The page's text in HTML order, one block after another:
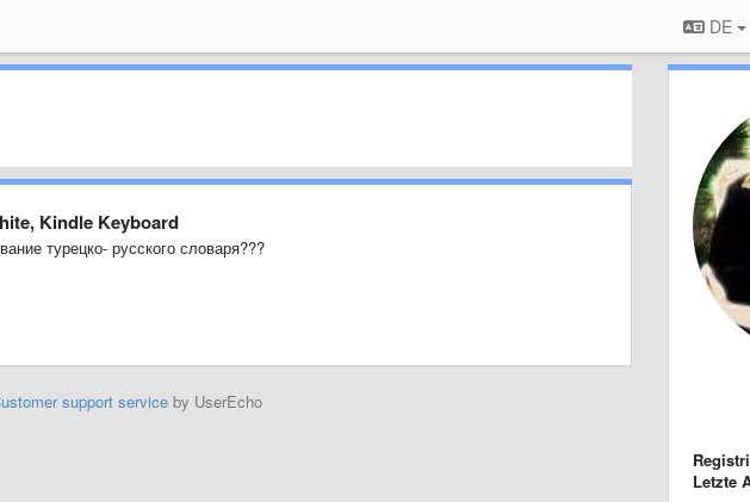
DE
Kindle Keyboard
турецко- русского словаря???
support serviceby UserEcho
Letzte